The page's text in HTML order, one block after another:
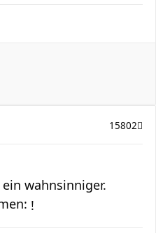
15802
wahnsinniger.
!